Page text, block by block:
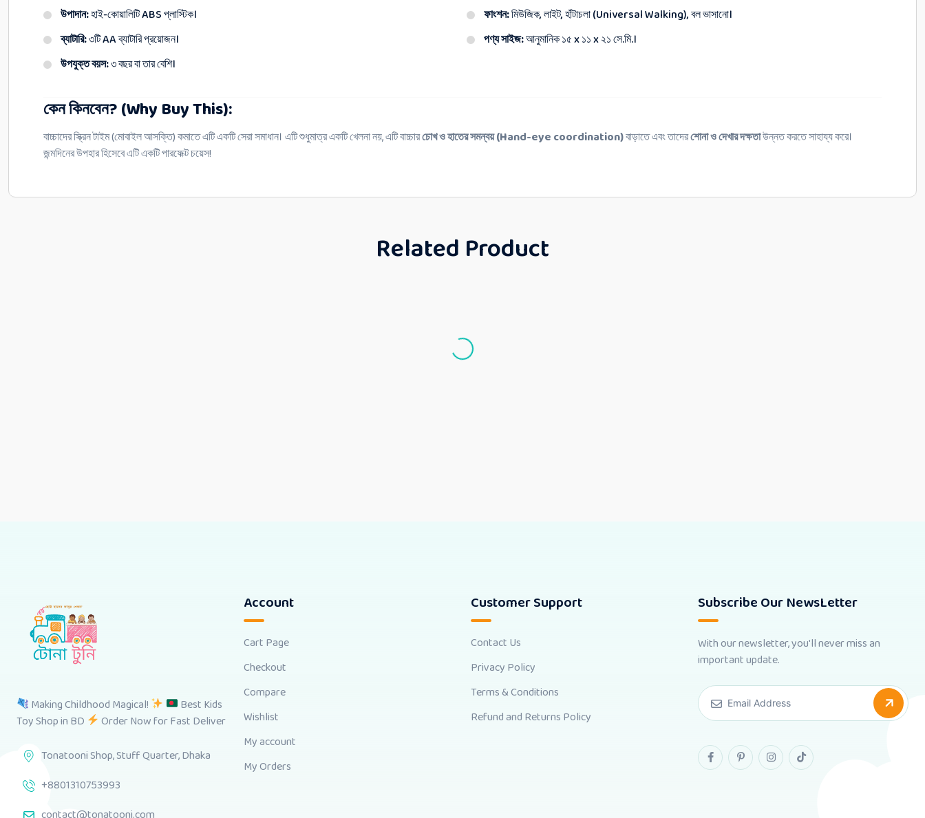
উপাদান:হাই-কোয়ালিটি ABS প্লাস্টিক। ফাংশন:মিউজিক, লাইট, হাঁটাচলা (Universal Walking), বল ভাসানো।
ব্যাটারি:৩টি AA ব্যাটারি প্রয়োজন। পণ্য সাইজ:আনুমানিক ১৫ x ১১ x ২১ সে.মি.।
উপযুক্ত বয়স:৩ বছর বা তার বেশি।
কেন কিনবেন? (Why Buy This):
বাচ্চাদের স্ক্রিন টাইম (মোবাইল আসক্তি) কমাতে এটি একটি সেরা সমাধান। এটি শুধুমাত্র একটি খেলনা নয়, এটি বাচ্চারচোখ ও হাতের সমন্বয় (Hand-eye coordination)বাড়াতে এবং তাদেরশোনা ও দেখার দক্ষতাউন্নত করতে সাহায্য করে।
জন্মদিনের উপহার হিসেবে এটি একটি পারফেক্ট চয়েস!
Related Product
Making Childhood Magical!
Best Kids
Toy Shop in BD
Order Now for Fast Deliver
Tonatooni Shop, Stuff Quarter, Dhaka
+8801310753993
Account
Cart Page
Checkout
Compare
Wishlist
My account
My Orders
Customer Support
Contact Us
Privacy Policy
Terms & Conditions
Refund and Returns Policy
Subscribe Our NewsLetter
With our newsletter, you'll never miss an
important update.